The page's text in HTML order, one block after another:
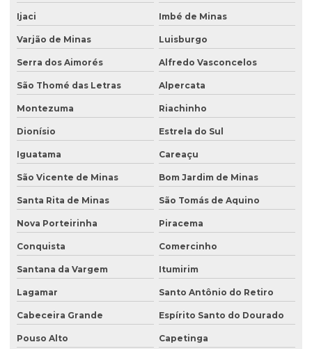
Ijaci Imbé de Minas
Varjão de Minas Luisburgo
Serra dos Aimorés Alfredo Vasconcelos
São Thomé das Letras Alpercata
Montezuma Riachinho
Dionísio Estrela do Sul
Iguatama Careaçu
São Vicente de Minas Bom Jardim de Minas
Santa Rita de Minas São Tomás de Aquino
Nova Porteirinha Piracema
Conquista Comercinho
Santana da Vargem Itumirim
Lagamar Santo Antônio do Retiro
Cabeceira Grande Espírito Santo do Dourado
Pouso Alto Capetinga